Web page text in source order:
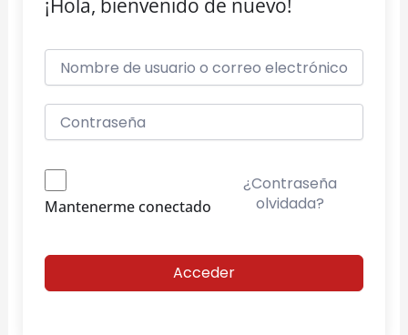
¡Hola, bienvenido de nuevo!
Mantenerme conectado
¿Contraseña
olvidada?
Acceder